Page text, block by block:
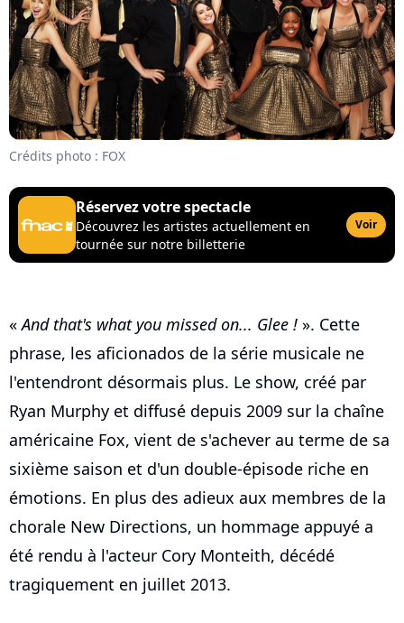
Crédits photo : FOX
Réservez votre spectacle
Découvrez les artistes actuellement en
tournée sur notre billetterie
Voir
«And that's what you missed on... Glee ! ». Cette
phrase, les aficionados de la série musicale ne
l'entendront désormais plus. Le show, créé par
Ryan Murphy et diffusé depuis 2009 sur la chaîne
américaine Fox, vient de s'achever au terme de sa
sixième saison et d'un double-épisode riche en
émotions. En plus des adieux aux membres de la
chorale New Directions, un hommage appuyé a
été rendu à l'acteur Cory Monteith, décédé
tragiquement en juillet 2013.